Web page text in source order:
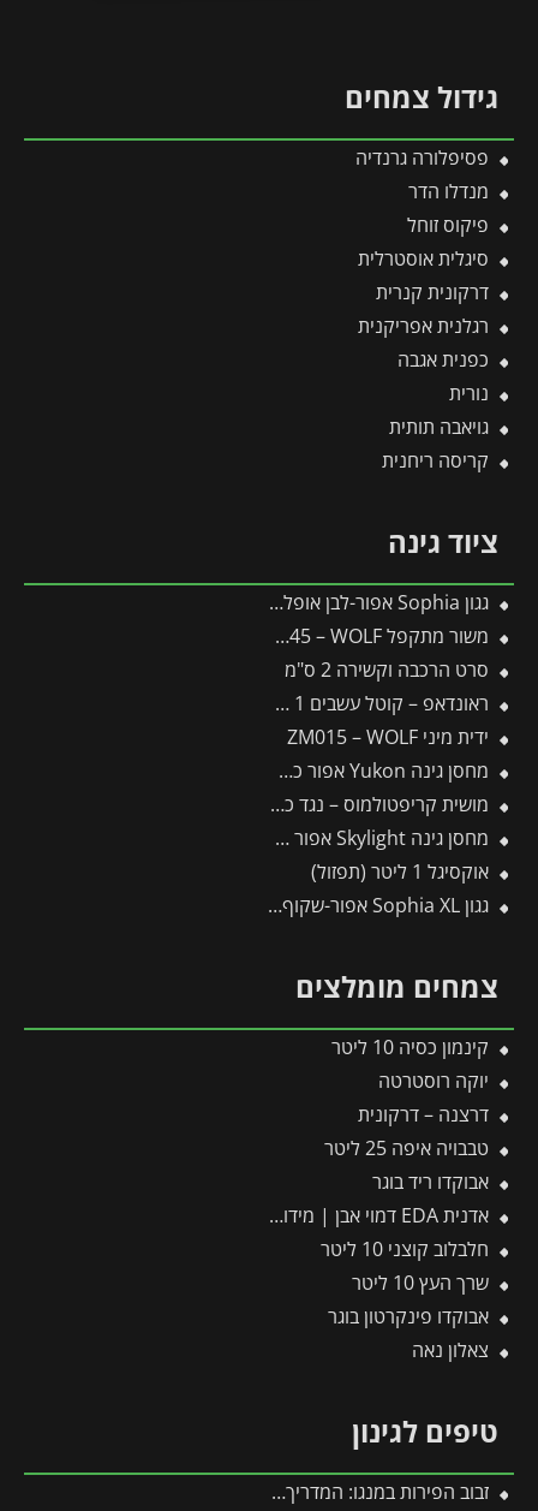
גידול צמחים
פסיפלורה גרנדיה
מנדלו הדר
פיקוס זוחל
סיגלית אוסטרלית
דרקונית קנרית
רגלנית אפריקנית
כפנית אגבה
נורית
גויאבה תותית
קריסה ריחנית
ציוד גינה
גגון Sophia אפור-לבן אופל 1X1.6 עיצוב מודרני מבית פלרם – Canopia
משור מתקפל SAW145 – WOLF
סרט הרכבה וקשירה 2 ס"מ
ראונדאפ – קוטל עשבים 1 ליטר
ידית מיני ZM015 – WOLF
מחסן גינה Yukon אפור כהה 3.3X5.2 מבית פלרם – קנופיה
מושית קריפטולמוס – נגד כנימות קמחיות
מחסן גינה Skylight אפור 1.9X2.3 מבית פלרם – קנופיה
אוקסיגל 1 ליטר (תפזול)
גגון Sophia XL אפור-שקוף 1.4X1.9 עיצוב מודרני מבית פלרם – Canopia
צמחים מומלצים
קינמון כסיה 10 ליטר
יוקה רוסטרטה
דרצנה – דרקונית
טבבויה איפה 25 ליטר
אבוקדו ריד בוגר
אדנית EDA דמוי אבן | מידות 79.5×29.5×29.5 ס"מ | אפור בהיר
חלבלוב קוצני 10 ליטר
שרך העץ 10 ליטר
אבוקדו פינקרטון בוגר
צאלון נאה
טיפים לגינון
זבוב הפירות במנגו: המדריך המלא להגנה על היבול מפני עקיצות וריקבון